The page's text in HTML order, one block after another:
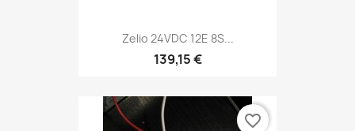
Zelio 24VDC 12E 8S...
139,15 €
favorite_border